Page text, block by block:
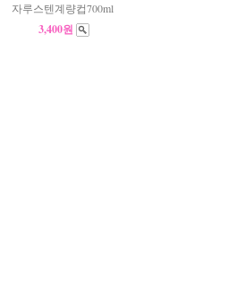
자루스텐계량컵700ml
3,400원